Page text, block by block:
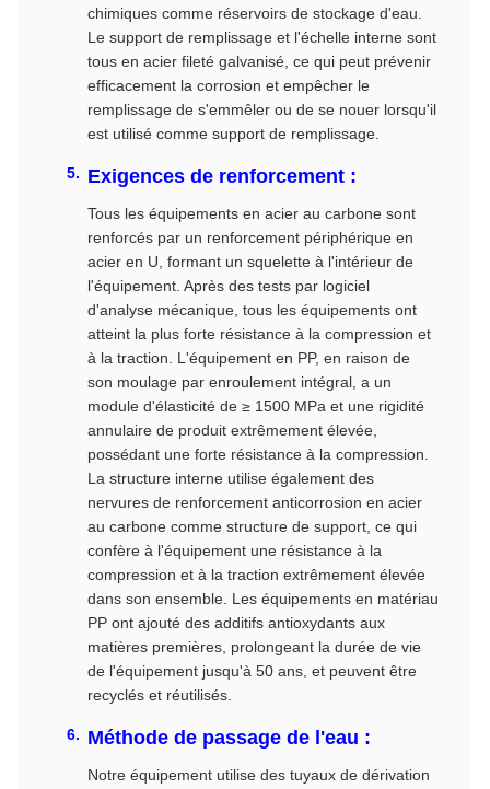
chimiques comme réservoirs de stockage d'eau.
Le support de remplissage et l'échelle interne sont
tous en acier fileté galvanisé, ce qui peut prévenir
efficacement la corrosion et empêcher le
remplissage de s'emmêler ou de se nouer lorsqu'il
est utilisé comme support de remplissage.
Exigences de renforcement :
Tous les équipements en acier au carbone sont
renforcés par un renforcement périphérique en
acier en U, formant un squelette à l'intérieur de
l'équipement. Après des tests par logiciel
d'analyse mécanique, tous les équipements ont
atteint la plus forte résistance à la compression et
à la traction. L'équipement en PP, en raison de
son moulage par enroulement intégral, a un
module d'élasticité de ≥ 1500 MPa et une rigidité
annulaire de produit extrêmement élevée,
possédant une forte résistance à la compression.
La structure interne utilise également des
nervures de renforcement anticorrosion en acier
au carbone comme structure de support, ce qui
confère à l'équipement une résistance à la
compression et à la traction extrêmement élevée
dans son ensemble. Les équipements en matériau
PP ont ajouté des additifs antioxydants aux
matières premières, prolongeant la durée de vie
de l'équipement jusqu'à 50 ans, et peuvent être
recyclés et réutilisés.
Méthode de passage de l'eau :
Notre équipement utilise des tuyaux de dérivation